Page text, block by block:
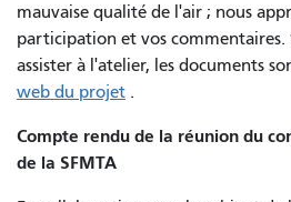
mauvaise qualité de l'air ; nous
participation et vos commentaires.
assister à l'atelier, les documents
web du projet .
Compte rendu de la réunion du
de la SFMTA